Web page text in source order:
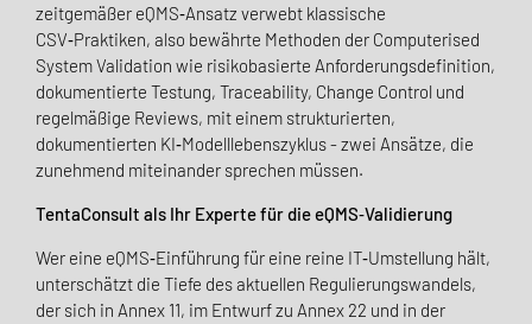
zeitgemäßer eQMS‑Ansatz verwebt klassische
CSV‑Praktiken, also bewährte Methoden der Computerised
System Validation wie risikobasierte Anforderungsdefinition,
dokumentierte Testung, Traceability, Change Control und
regelmäßige Reviews, mit einem strukturierten,
dokumentierten KI‑Modelllebenszyklus - zwei Ansätze, die
zunehmend miteinander sprechen müssen.
TentaConsult als Ihr Experte für die eQMS‑Validierung
Wer eine eQMS‑Einführung für eine reine IT‑Umstellung hält,
unterschätzt die Tiefe des aktuellen Regulierungswandels,
der sich in Annex 11, im Entwurf zu Annex 22 und in der